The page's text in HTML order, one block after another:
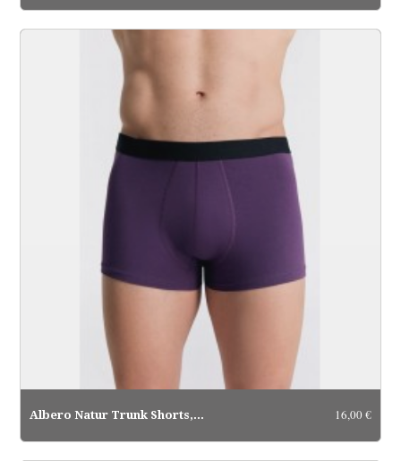
Albero Natur Trunk Shorts,... 16,00 €